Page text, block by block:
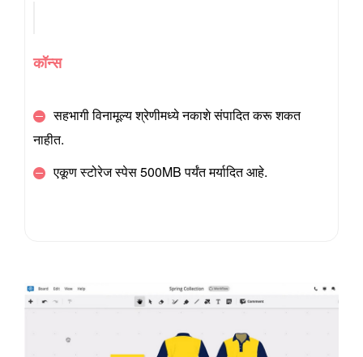
कॉन्स
सहभागी विनामूल्य श्रेणीमध्ये नकाशे संपादित करू शकत
नाहीत.
एकूण स्टोरेज स्पेस 500MB पर्यंत मर्यादित आहे.